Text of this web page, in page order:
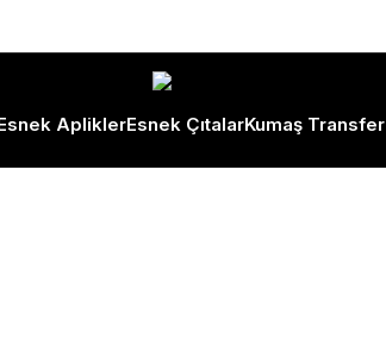
ApliklerEsnek ÇıtalarKumaş Transfer